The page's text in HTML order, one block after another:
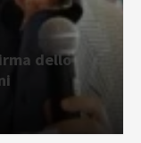
dello